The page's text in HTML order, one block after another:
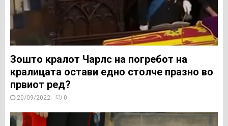
Зошто кралот Чарлс на погребот на
кралицата остави едно столче празно во
првиот ред?
20/09/2022 0